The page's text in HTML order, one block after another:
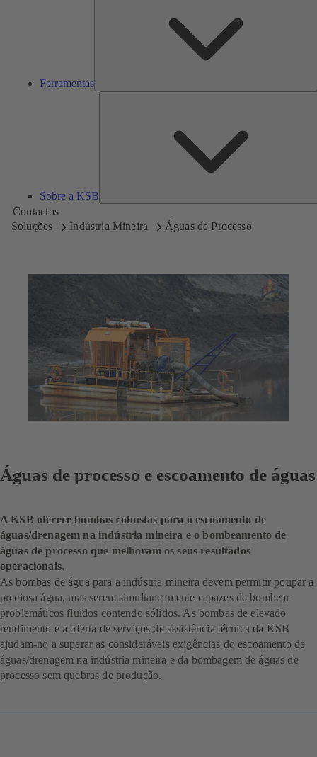
Ferramentas
Sobre a KSB
Contactos
Soluções
Indústria Mineira Águas de Processo
Águas de processo e escoamento de águas
A KSB oferece bombas robustas para o escoamento de
águas/drenagem na indústria mineira e o bombeamento de
águas de processo que melhoram os seus resultados
operacionais.
As bombas de água para a indústria mineira devem permitir poupar a
preciosa água, mas serem simultaneamente capazes de bombear
problemáticos fluidos contendo sólidos. As bombas de elevado
rendimento e a oferta de serviços de assistência técnica da KSB
ajudam-no a superar as consideráveis exigências do escoamento de
águas/drenagem na indústria mineira e da bombagem de águas de
processo sem quebras de produção.